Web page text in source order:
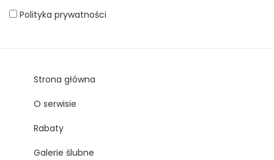
Polityka prywatności
Strona główna
O serwisie
Rabaty
Galerie ślubne